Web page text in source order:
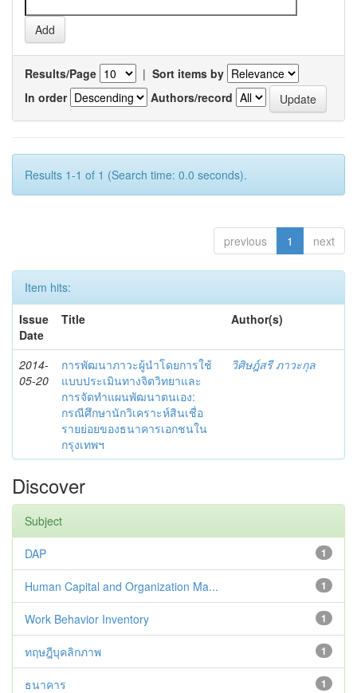
Results/Page | Sort items by
In order
Authors/record
Results 1-1 of 1 (Search time: 0.0 seconds).
previous 1 next
Item hits:
Issue
Date
Title Author(s)
2014-
05-20
การพัฒนาภาวะผู้นำโดยการใช้
แบบประเมินทางจิตวิทยาและ
การจัดทำแผนพัฒนาตนเอง:
กรณีศึกษานักวิเคราะห์สินเชื่อ
รายย่อยของธนาคารเอกชนใน
กรุงเทพฯ
วิศิษฎ์สรี ภาวะกุล
Discover
Subject
1
DAP
1
Human Capital and Organization Ma...
1
Work Behavior Inventory
1
ทฤษฎีบุคลิกภาพ
1
ธนาคาร